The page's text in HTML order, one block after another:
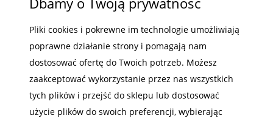
INFORMACJE
Gdzie nas możesz znaleźć
Pliki cookies i pokrewne im technologie umożliwiają
poprawne działanie strony i pomagają nam
dostosować ofertę do Twoich potrzeb. Możesz
zaakceptować wykorzystanie przez nas wszystkich
tych plików i przejść do sklepu lub dostosować
użycie plików do swoich preferencji, wybierając